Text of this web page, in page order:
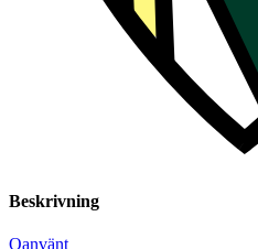
Beskrivning
Oanvänt